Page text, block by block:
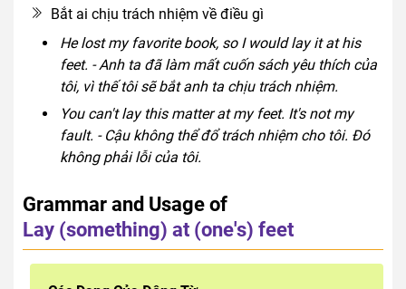
Bắt ai chịu trách nhiệm về điều gì
He lost my favorite book, so I would lay it at his
feet. - Anh ta đã làm mất cuốn sách yêu thích của
tôi, vì thế tôi sẽ bắt anh ta chịu trách nhiệm.
You can't lay this matter at my feet. It's not my
fault. - Cậu không thể đổ trách nhiệm cho tôi. Đó
không phải lỗi của tôi.
Grammar and Usage of
Lay (something) at (one's) feet